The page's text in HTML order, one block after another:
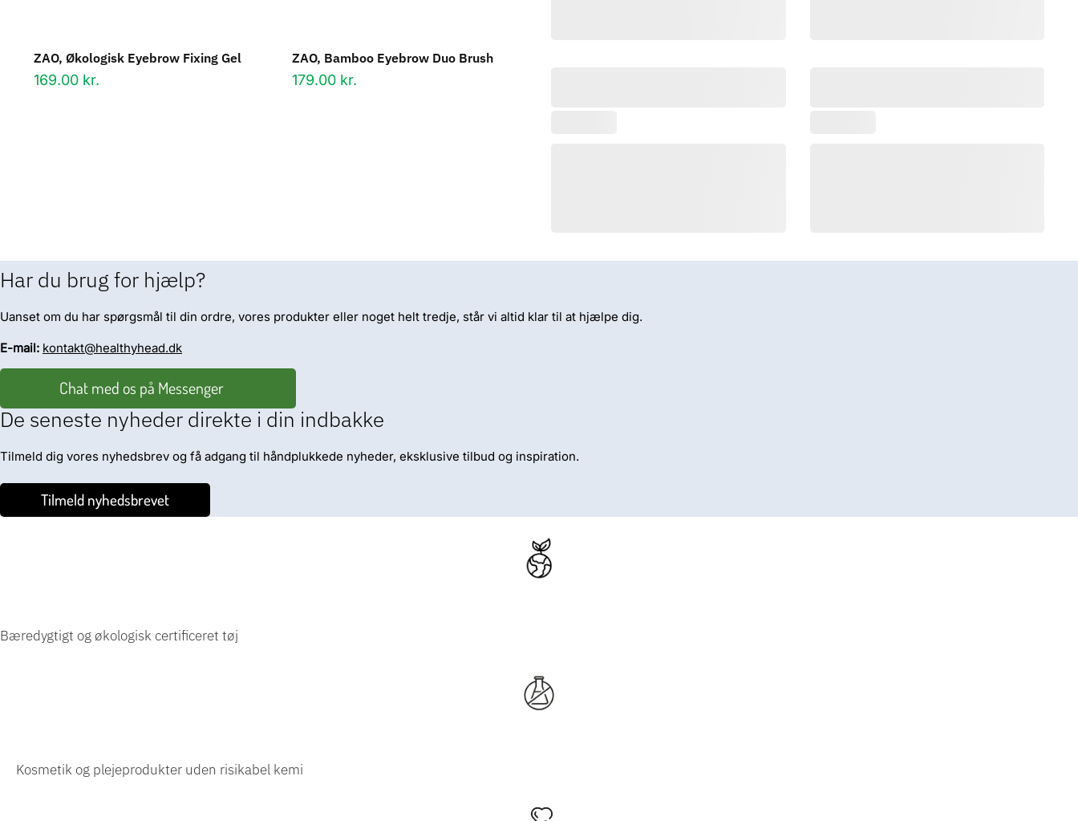
ZAO, Økologisk Eyebrow Fixing Gel
169.00 kr.
ZAO, Bamboo Eyebrow Duo Brush
179.00 kr.
Har du brug for hjælp?
Uanset om du har spørgsmål til din ordre, vores produkter eller noget helt tredje, står vi altid klar til at hjælpe dig.
E-mail: kontakt@healthyhead.dk
Chat med os på Messenger
De seneste nyheder direkte i din indbakke
Tilmeld dig vores nyhedsbrev og få adgang til håndplukkede nyheder, eksklusive tilbud og inspiration.
Tilmeld nyhedsbrevet
Bæredygtigt og økologisk certificeret tøj
Kosmetik og plejeprodukter uden risikabel kemi